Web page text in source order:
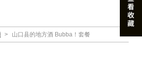
> 山口县的地方酒 Bubba！套餐